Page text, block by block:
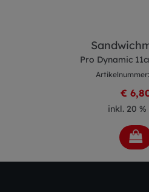
Pro Dynamic
€
inkl. 20 %